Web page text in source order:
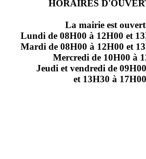
HORAIRES
La mairie est
Lundi de 08H00 à 12H00 et
Mardi de 08H00 à 12H00 et
Mercredi de 10H00 à
Jeudi et vendredi de
et 13H30 à 17H00